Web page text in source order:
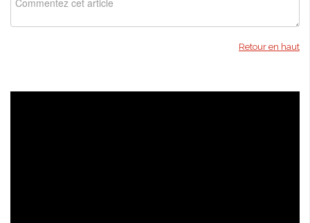
Retour en haut